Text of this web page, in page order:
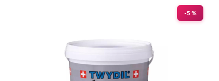
-5 %